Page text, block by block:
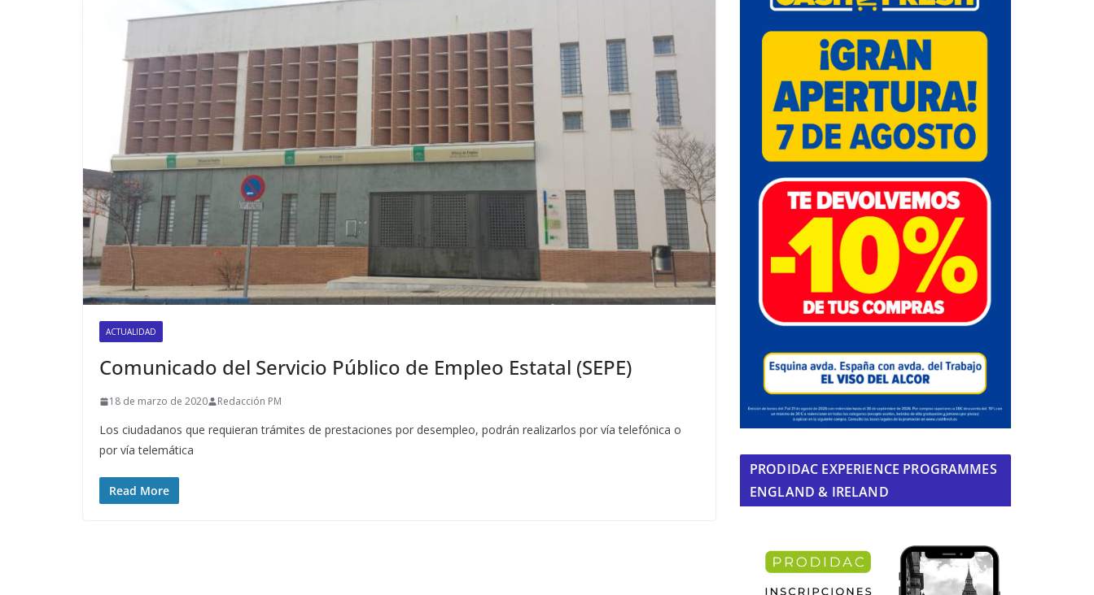
ACTUALIDAD
Comunicado del Servicio Público de Empleo Estatal (SEPE)
18 de marzo de 2020 Redacción PM
Los ciudadanos que requieran trámites de prestaciones por desempleo, podrán realizarlos por vía telefónica o
por vía telemática
Read More
PRODIDAC EXPERIENCE PROGRAMMES
ENGLAND & IRELAND